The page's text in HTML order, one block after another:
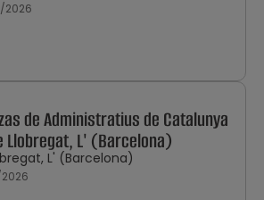
2026
de Administratius de Catalunya
Llobregat, L' (Barcelona)
L' (Barcelona)